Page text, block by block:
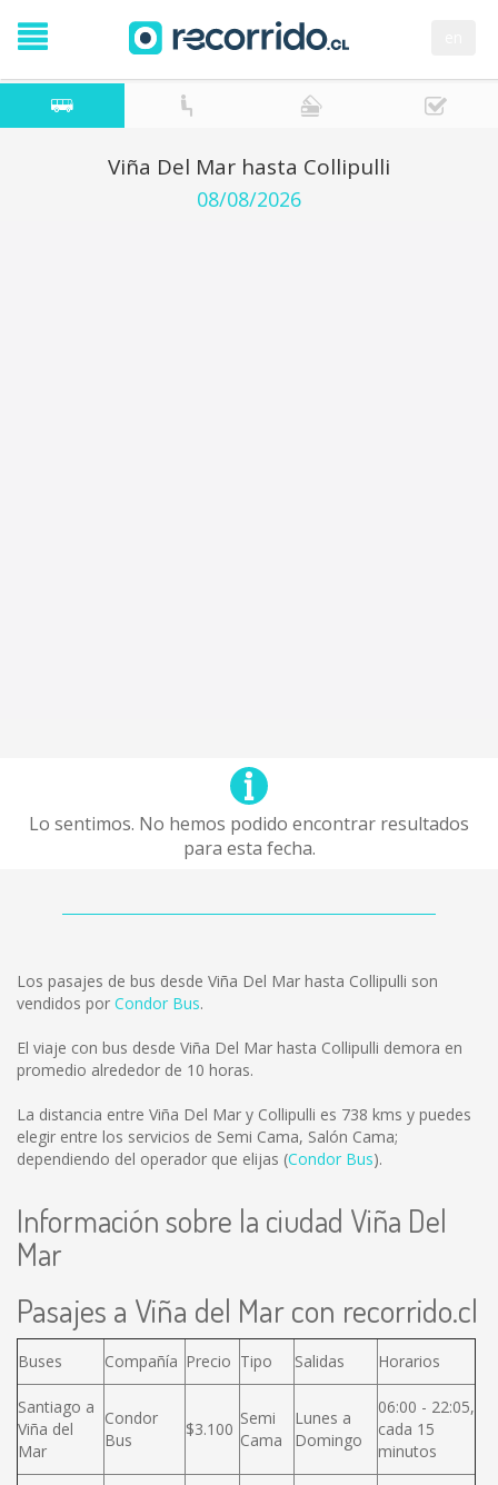
Viña Del Mar hasta Collipulli
08/08/2026
Lo sentimos. No hemos podido encontrar resultados
para esta fecha.
Los pasajes de bus desde Viña Del Mar hasta Collipulli son
vendidos por Condor Bus.
El viaje con bus desde Viña Del Mar hasta Collipulli demora en
promedio alrededor de 10 horas.
La distancia entre Viña Del Mar y Collipulli es 738 kms y puedes
elegir entre los servicios de Semi Cama, Salón Cama;
dependiendo del operador que elijas (Condor Bus).
Información sobre la ciudad Viña Del
Mar
Pasajes a Viña del Mar con recorrido.cl
Buses Compañía Precio Tipo Salidas Horarios
Santiago a
Viña del
Mar
Condor
Bus
$3.100
Semi
Cama
Lunes a
Domingo
06:00 - 22:05,
cada 15
minutos